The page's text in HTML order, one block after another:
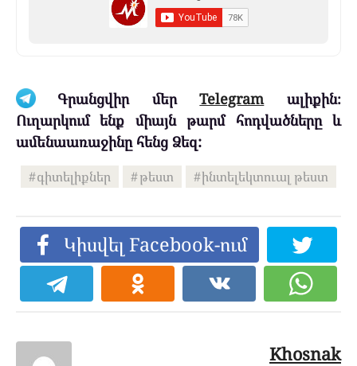
Գրանցվիր մերTelegramալիքին։
Ուղարկում ենք միայն թարմ հոդվածները և
ամենաառաջինը հենց Ձեզ:
գիտելիքներ թեստ ինտելեկտուալ թեստ
Կիսվել Facebook-ում
Khosnak